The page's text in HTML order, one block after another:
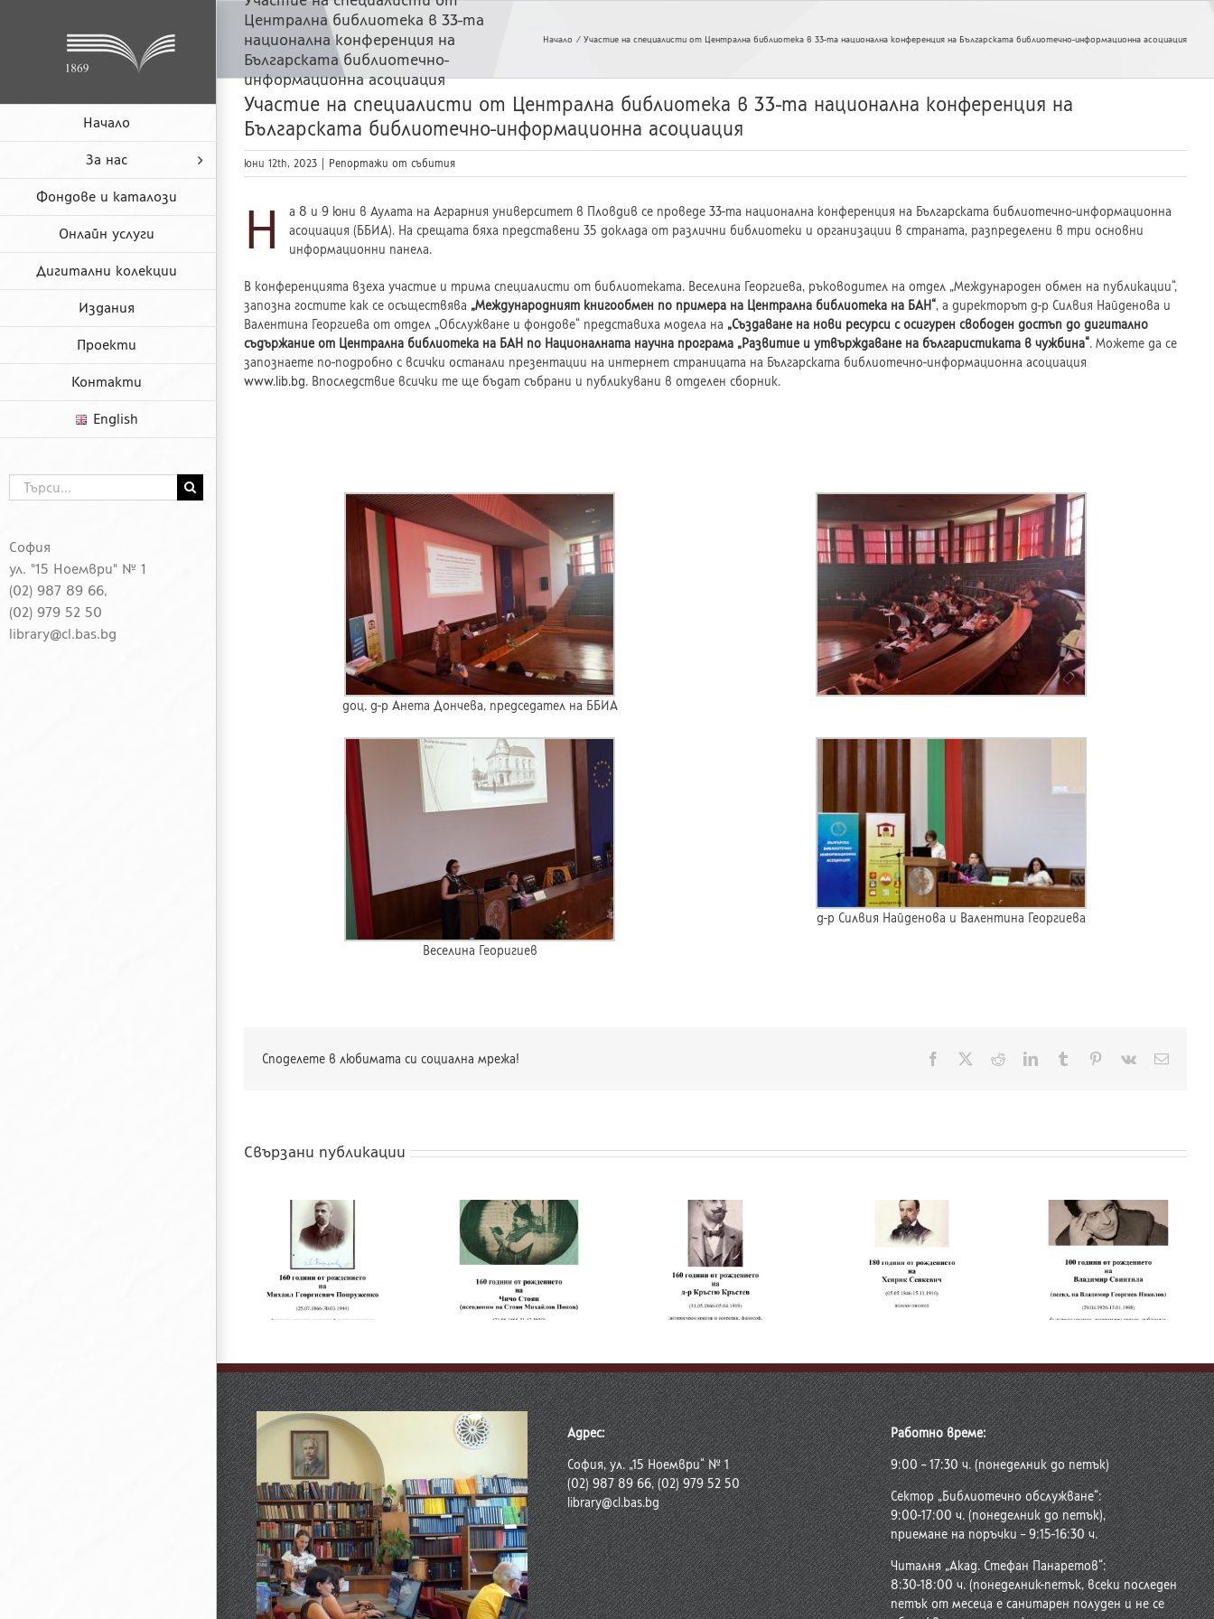
Начало
За нас
Фондове и каталози
Онлайн услуги
Дигитални колекции
Издания
Проекти
Контакти
English
София
ул. "15 Ноември" № 1
(02) 987 89 66,
(02) 979 52 50
library@cl.bas.bg
Търсене
...
Централна библиотека в 33-та
национална конференция на
Българската библиотечно-
информационна асоциация
Начало Участие на специалисти от Централна библиотека в 33-та национална конференция на Българската библиотечно-информационна асоциация
Участие на специалисти от Централна библиотека в 33-та национална конференция на
Българската библиотечно-информационна асоциация
юни 12th, 2023 Репортажи от събития
Н
а 8 и 9 юни в Аулата на Аграрния университет в Пловдив се проведе 33-та национална конференция на Българската библиотечно-информационна
асоциация (ББИА). На срещата бяха представени 35 доклада от различни библиотеки и организации в страната, разпределени в три основни
информационни панела.
В конференцията взеха участие и трима специалисти от библиотеката. Веселина Георгиева, ръководител на отдел „Международен обмен на публикации“,
запозна гостите как се осъществява „Международният книгообмен по примера на Централна библиотека на БАН“, а директорът д-р Силвия Найденова и
Валентина Георгиева от отдел „Обслужване и фондове“ представиха модела на „Създаване на нови ресурси с осигурен свободен достъп до дигитално
съдържание от Централна библиотека на БАН по Националната научна програма „Развитие и утвърждаване на българистиката в чужбина“. Можете да се
запознаете по-подробно с всички останали презентации на интернет страницата на Българската библиотечно-информационна асоциация
www.lib.bg. Впоследствие всички те ще бъдат събрани и публикувани в отделен сборник.
доц. д-р Анета Дончева, председател на ББИА
Веселина Георигиев
д-р Силвия Найденова и Валентина Георгиева
Споделете в любимата си социална мрежа! Facebook RedditLinkedInTumblr Pinterest
Vk
Свързани публикации
160 години от
рождението на
Чичо Стоян
(псевдоним на
Стоян Михайлов
160 години от
рождението на д-р
Кръстю Кръстев
180 години от
рождението на
Хенрик Сенкевич
100 години от
рождението на
Вадимир Свинтила
160 години от
рождението на
Михаил Попруженко
Адрес:
София, ул. „15 Ноември“ № 1
(02) 987 89 66, (02) 979 52 50
library@cl.bas.bg
Работно време:
9:00 – 17:30 ч. (понеделник до петък)
Сектор „Библиотечно обслужване“:
9:00-17:00 ч. (понеделник до петък),
приемане на поръчки – 9:15-16:30 ч.
Читалня „Акад. Стефан Панаретов“:
8:30-18:00 ч. (понеделник-петък, всеки последен
петък от месеца е санитарен полуден и не се